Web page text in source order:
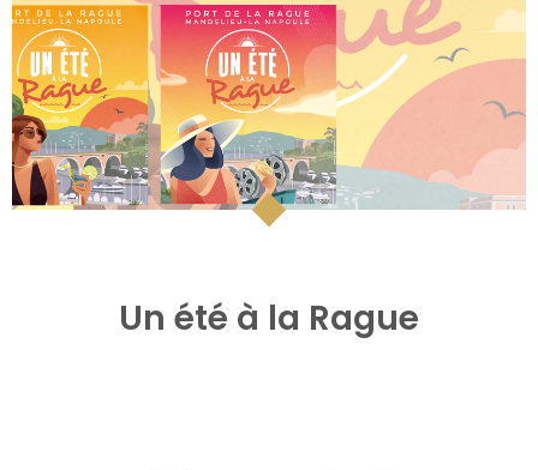
Un été à la Rague